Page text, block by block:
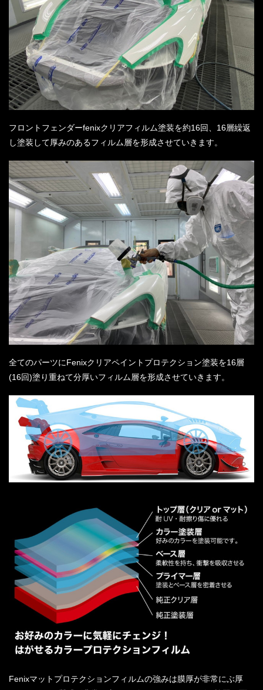
フロントフェンダーfenixクリアフィルム塗装を約16回、16層繰返
し塗装して厚みのあるフィルム層を形成させていきます。
全てのパーツにFenixクリアペイントプロテクション塗装を16層
(16回)塗り重ねて分厚いフィルム層を形成させていきます。
Fenixマットプロテクションフィルムの強みは膜厚が非常にぶ厚